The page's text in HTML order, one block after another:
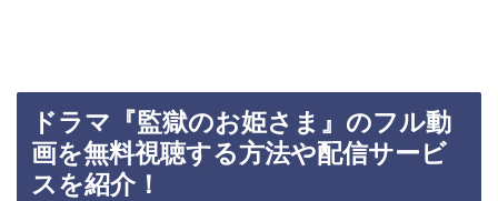
ドラマ『監獄のお姫さま』のフル動
画を無料視聴する方法や配信サービ
スを紹介！